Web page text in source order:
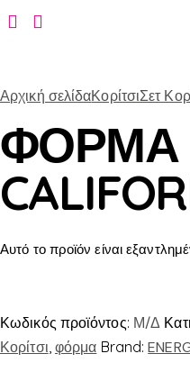
Αρχική σελίδαΚορίτσιΣετ
ΦΟΡΜΑ
Αυτό το προϊόν είναι
Κωδικός προϊόντος: Μ/Δ
Κορίτσι, φόρμα Brand: